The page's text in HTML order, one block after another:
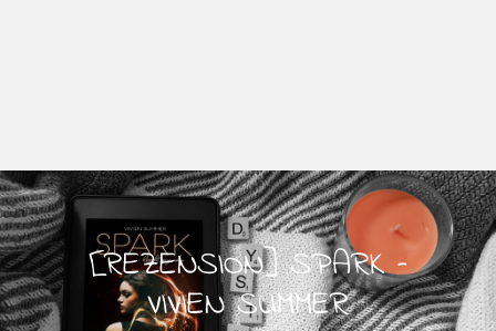
[REZENSION] SPARK –
VIVIEN SUMMER